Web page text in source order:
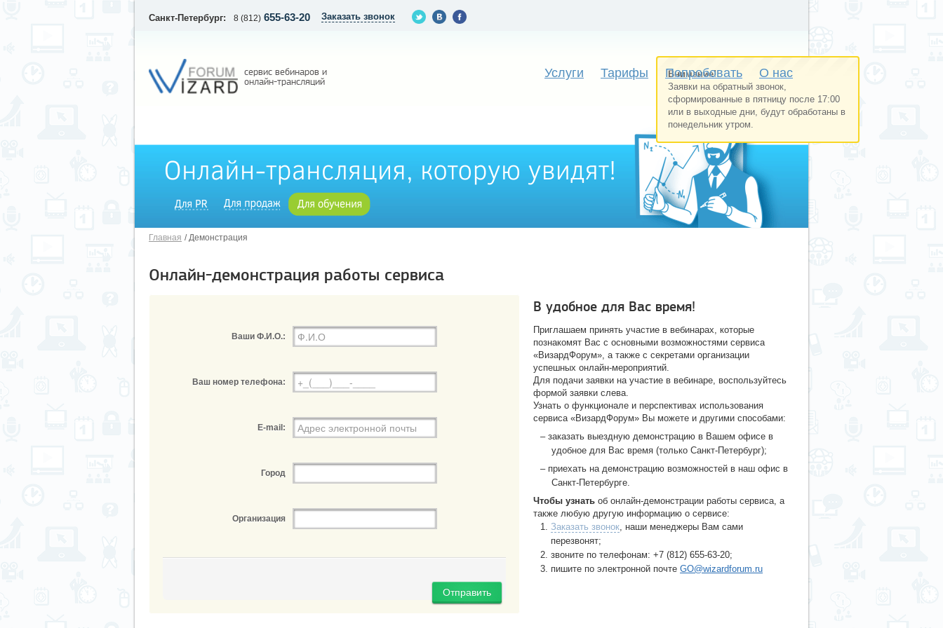
Санкт-Петербург: 8 (812) 655-63-20 Заказать звонок
сервис вебинаров и
онлайн-трансляций
Услуги Тарифы Попробовать О нас
Главная Демонстрация
Онлайн-демонстрация работы сервиса
Ваши Ф.И.О.:
Ваш номер телефона:
E-mail:
Город
Организация
Отправить
Внимание!
Заявки на обратный звонок,
сформированные в пятницу после 17:00
или в выходные дни, будут обработаны в
понедельник утром.
В удобное для Вас время!
Приглашаем принять участие в вебинарах, которые
познакомят Вас с основными возможностями сервиса
«ВизардФорум», а также с секретами организации
успешных онлайн-мероприятий.
Для подачи заявки на участие в вебинаре, воспользуйтесь
формой заявки слева.
Узнать о функционале и перспективах использования
сервиса «ВизардФорум» Вы можете и другими способами:
заказать выездную демонстрацию в Вашем офисе в
удобное для Вас время (только Санкт-Петербург);
приехать на демонстрацию возможностей в наш офис в
Санкт-Петербурге.
Чтобы узнать об онлайн-демонстрации работы сервиса, а
также любую другую информацию о сервисе:
Заказать звонок , наши менеджеры Вам сами
перезвонят;
звоните по телефонам: +7 (812) 655-63-20;
пишите по электронной почтеGO@wizardforum.ru